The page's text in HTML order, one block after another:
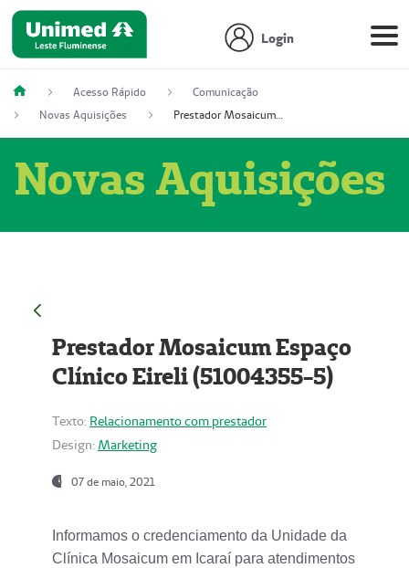
Login
Acesso Rápido
Comunicação
Novas Aquisições
Prestador Mosaicum Espaço Clínico Eireli (51004355-5)
Novas Aquisições
Prestador Mosaicum Espaço
Clínico Eireli (51004355-5)
Texto: Relacionamento com prestador
Design: Marketing
07 de maio, 2021
Informamos o credenciamento da Unidade da
Clínica Mosaicum em Icaraí para atendimentos